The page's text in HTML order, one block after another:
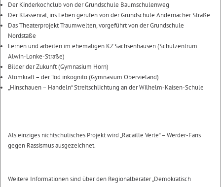
Der Kinderkochclub von der Grundschule Baumschulenweg
Der Klassenrat, ins Leben gerufen von der Grundschule Andernacher Straße
Das Theaterprojekt Traumwelten, vorgeführt von der Grundschule
Nordstaße
Lernen und arbeiten im ehemaligen KZ Sachsenhausen (Schulzentrum
Alwin-Lonke-Straße)
Bilder der Zukunft (Gymnasium Horn)
Atomkraft – der Tod inkognito (Gymnasium Obervieland)
„Hinschauen – Handeln“ Streitschlichtung an der Wilhelm-Kaisen-Schule
Als einziges nichtschulisches Projekt wird „Racaille Verte“ – Werder-Fans
gegen Rassismus ausgezeichnet.
Weitere Informationen sind über den Regionalberater „Demokratisch